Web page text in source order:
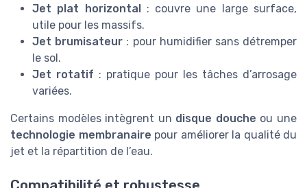
Jet plat horizontal
: couvre une large surface,
utile pour les massifs.
Jet brumisateur : pour humidifier sans détremper
le sol.
Jet rotatif : pratique pour les tâches d’arrosage
variées.
Certains modèles intègrent un disque douche ou une
technologie membranaire pour améliorer la qualité du
jet et la répartition de l’eau.